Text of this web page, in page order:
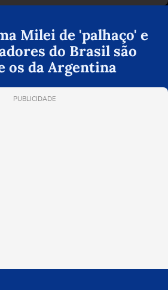
Milei de 'palhaço' e
do Brasil são
os da Argentina
PUBLICIDADE